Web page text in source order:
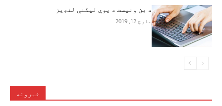
د بن ونيست د يوې ليکنې لنډيز
مارچ 12, 2019
خبرونه